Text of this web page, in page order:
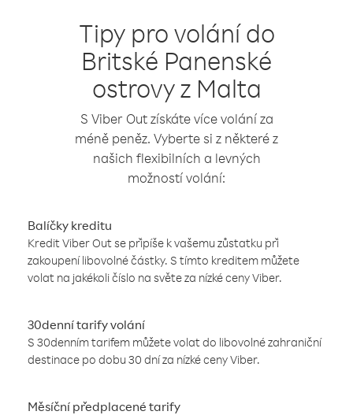
Tipy pro volání do
Britské Panenské
ostrovy z Malta
S Viber Out získáte více volání za
méně peněz. Vyberte si z některé z
našich flexibilních a levných
možností volání:
Balíčky kreditu
Kredit Viber Out se připíše k vašemu zůstatku při
zakoupení libovolné částky. S tímto kreditem můžete
volat na jakékoli číslo na světe za nízké ceny Viber.
30denní tarify volání
S 30denním tarifem můžete volat do libovolné zahraniční
destinace po dobu 30 dní za nízké ceny Viber.
Měsíční předplacené tarify